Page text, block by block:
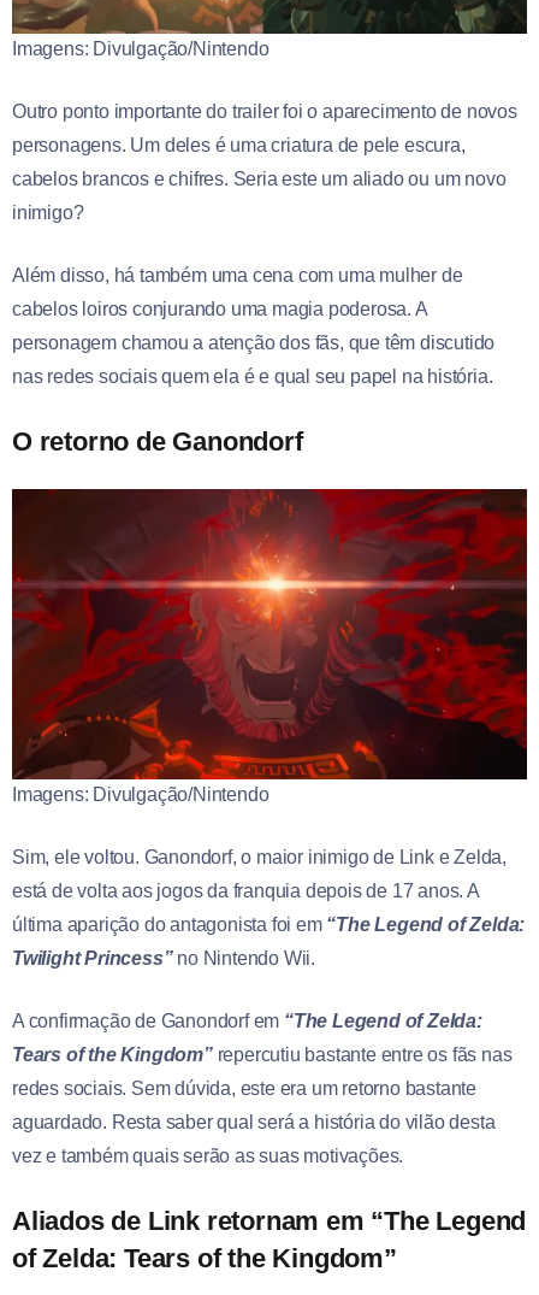
Imagens: Divulgação/Nintendo
Outro ponto importante do trailer foi o aparecimento de novos
personagens. Um deles é uma criatura de pele escura,
cabelos brancos e chifres. Seria este um aliado ou um novo
inimigo?
Além disso, há também uma cena com uma mulher de
cabelos loiros conjurando uma magia poderosa. A
personagem chamou a atenção dos fãs, que têm discutido
nas redes sociais quem ela é e qual seu papel na história.
O retorno de Ganondorf
Imagens: Divulgação/Nintendo
Sim, ele voltou. Ganondorf, o maior inimigo de Link e Zelda,
está de volta aos jogos da franquia depois de 17 anos. A
última aparição do antagonista foi em “The Legend of Zelda:
Twilight Princess”no Nintendo Wii.
A confirmação de Ganondorf em “The Legend of Zelda:
Tears of the Kingdom”repercutiu bastante entre os fãs nas
redes sociais. Sem dúvida, este era um retorno bastante
aguardado. Resta saber qual será a história do vilão desta
vez e também quais serão as suas motivações.
Aliados de Link retornam em “The Legend
of Zelda: Tears of the Kingdom”